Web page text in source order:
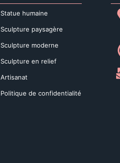
Statue humaine
Sculpture paysagère
Sculpture moderne
Sculpture en relief
Artisanat
Politique de confidentialité